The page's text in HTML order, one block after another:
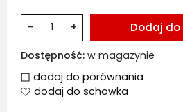
- + Dodaj do
Dostępność: w magazynie
dodaj do porównania
dodaj do schowka